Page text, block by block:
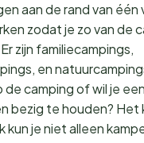
aan de rand van één
zodat je zo van de
zijn familiecampings,
en
de camping of wil je
bezig te houden? Het
kun je niet alleen